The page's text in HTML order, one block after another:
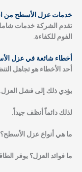
خدمات عزل الأسطح من
تقدم الشركة خدمات
الفوم للكفاءة.
أخطاء شائعة في عزل
أحد الأخطاء هو تجاهل
يؤدي ذلك إلى فشل العزل.
لذلك دائماً أنظف جيداً.
ما هي أنواع عزل الأسطح؟
ما فوائد العزل؟يوفر